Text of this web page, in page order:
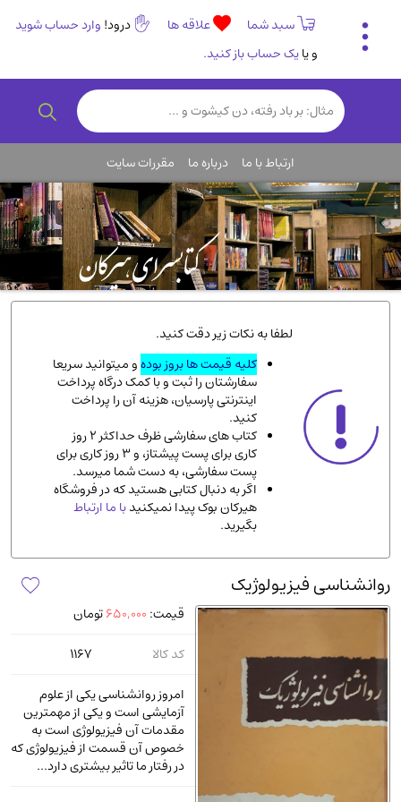
سبد شما علاقه ها درود! وارد حساب شوید
و یایک حساب باز کنید.
تاریخی و فرهنگی
(838)
رمان و داستان ایرانی(307)
روانشناسی(357)
انگلیسی و زبان خارجی(14)
کودکان و نوجوانان(76)
کتب نادر و کمیاب(19)
روانشناسی(112)
طب گیاهی و سنتی(45)
فلسفه و جامعه شناسی(151)
ادبیات و شعر
ادیان و مذاهب
دانشگاهی و آموزشی
اقتصادی، بازاریابی و مالی(56)
پزشکی(140)
کامپیوتر و نرم افزار(13)
سرگرمی و بازی (7)
سیاسی (116)
رمان و داستان خارجی(489)
کتاب های مصور رنگی و گلاسه(23)
ارتباط با ما درباره ما مقررات سایت
لطفا به نکات زیر دقت کنید.
کلیه قیمت ها بروز بودهو میتوانید سریعا
سفارشتان را ثبت و با کمک درگاه پرداخت
اینترنتی پارسیان، هزینه آن را پرداخت
کنید.
کتاب های سفارشی ظرف حداکثر 2 روز
کاری برای پست پیشتاز، و 3 روز کاری برای
پست سفارشی، به دست شما میرسد.
اگر به دنبال کتابی هستید که در فروشگاه
هیرکان بوک پیدا نمیکنیدبا ما ارتباط
بگیرید.
روانشناسی فیزیولوژیک
قیمت: 650,000تومان
کد کالا
1167
امروز روانشناسی یکی از علوم
آزمایشی است و یکی از مهمترین
مقدمات آن فیزیولوژی است به
خصوص آن قسمت از فیزیولوژی که
در رفتار ما تاثیر بیشتری دارد...